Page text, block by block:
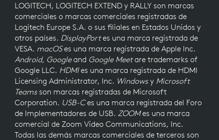
LOGITECH, LOGITECH EXTEND y RALLY son marcas
comerciales o marcas comerciales registradas de
Logitech Europe S.A. o sus filiales en Estados Unidos y
otros países. DisplayPortes una marca registrada de
VESA. macOSes una marca registrada de Apple Inc.
Android, Googleand Google Meetare trademarks of
Google LLC. HDMIes una marca registrada de HDMI
Licensing Administrator, Inc. Windowsy Microsoft
Teamsson marcas registradas de Microsoft
Corporation. USB-Ces una marca registrada del Foro
de Implementadores de USB. ZOOMes una marca
comercial de Zoom Video Communications, Inc.
Todas las demás marcas comerciales de terceros son